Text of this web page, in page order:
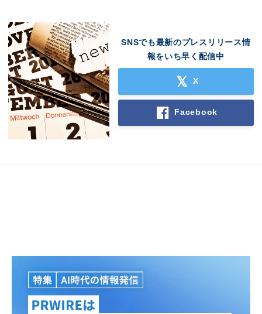
SNSでも最新のプレスリリース情
報をいち早く配信中
X
Facebook